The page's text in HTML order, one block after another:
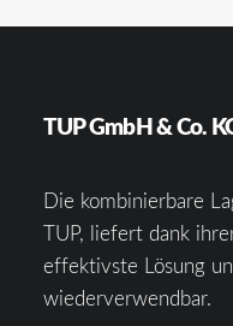
TUP GmbH & Co.
Die kombinierbare
TUP, liefert dank
effektivste Lösung
wiederverwendbar.